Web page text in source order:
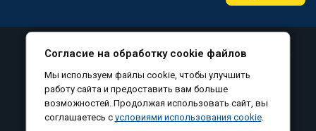
Специальная оценка условий трудаПубличная оферта
Политика конфиденциальности
Соглашение на обработку персональных данных
Согласие на обработку файлов cookie
Согласие на обработку cookie файлов
Мы используем файлы cookie, чтобы улучшить
работу сайта и предоставить вам больше
возможностей. Продолжая использовать сайт, вы
соглашаетесь с условиями использования cookie.